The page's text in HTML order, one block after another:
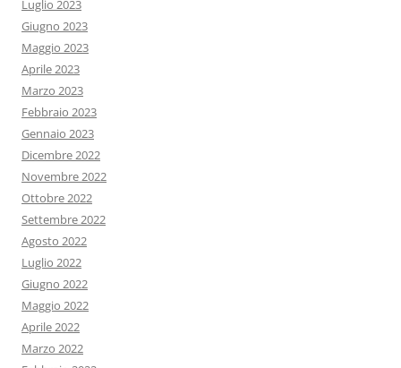
Luglio 2023
Giugno 2023
Maggio 2023
Aprile 2023
Marzo 2023
Febbraio 2023
Gennaio 2023
Dicembre 2022
Novembre 2022
Ottobre 2022
Settembre 2022
Agosto 2022
Luglio 2022
Giugno 2022
Maggio 2022
Aprile 2022
Marzo 2022